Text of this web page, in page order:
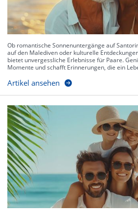
Ob romantische Sonnenuntergänge auf
auf den Malediven oder kulturelle
bietet unvergessliche Erlebnisse für Paare.
Momente und schafft Erinnerungen, die ein
Artikel ansehen